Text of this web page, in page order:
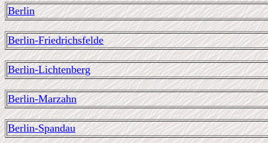
Berlin
Berlin-Friedrichsfelde
Berlin-Lichtenberg
Berlin-Marzahn
Berlin-Spandau